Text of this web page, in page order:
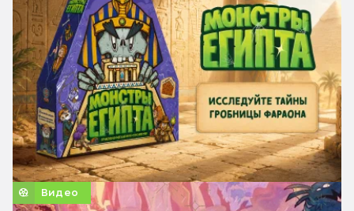
Видео